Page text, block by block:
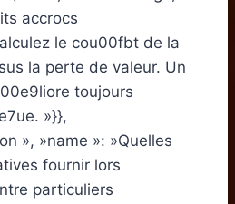
accrocs
le cou00fbt de la
la perte de valeur. Un
toujours
»}},
», »name »: »Quelles
fournir lors
particuliers